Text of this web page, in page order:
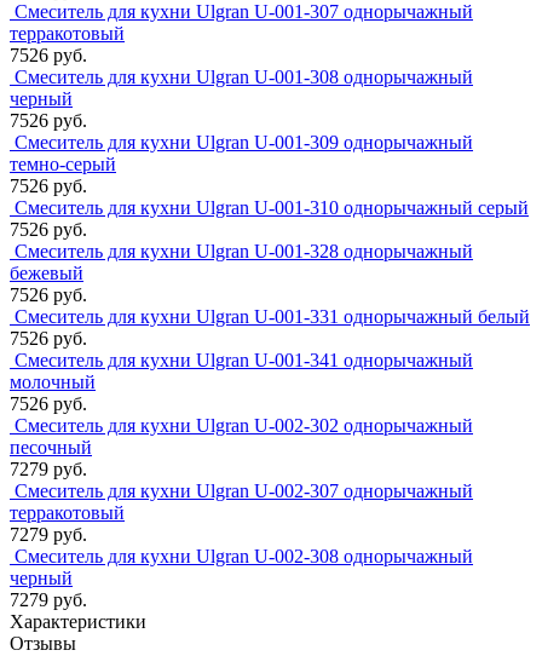
Смеситель для кухни Ulgran U-001-307 однорычажный
терракотовый
7526 руб.
Смеситель для кухни Ulgran U-001-308 однорычажный
черный
7526 руб.
Смеситель для кухни Ulgran U-001-309 однорычажный
темно-серый
7526 руб.
Смеситель для кухни Ulgran U-001-310 однорычажный серый
7526 руб.
Смеситель для кухни Ulgran U-001-328 однорычажный
бежевый
7526 руб.
Смеситель для кухни Ulgran U-001-331 однорычажный белый
7526 руб.
Смеситель для кухни Ulgran U-001-341 однорычажный
молочный
7526 руб.
Смеситель для кухни Ulgran U-002-302 однорычажный
песочный
7279 руб.
Смеситель для кухни Ulgran U-002-307 однорычажный
терракотовый
7279 руб.
Смеситель для кухни Ulgran U-002-308 однорычажный
черный
7279 руб.
Характеристики
Отзывы